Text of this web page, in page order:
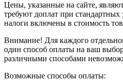
Цены, указанные на сайте,
требуют доплат при стандартных
налоги включены в стоимость
Внимание! Для каждого
один способ оплаты на ваш
различными способами
Возможные способы оплаты: